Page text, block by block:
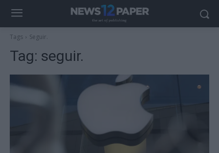
Tags Seguir.
Tag: seguir.